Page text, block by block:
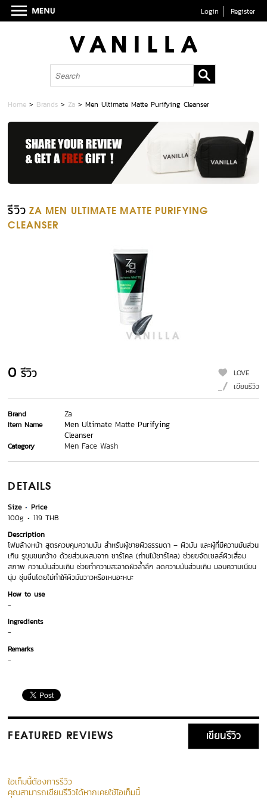
Login Register
Home > Brands > Za >Men Ultimate Matte Purifying Cleanser
รีวิว ZA MEN ULTIMATE MATTE PURIFYING
CLEANSER
0 รีวิว
LOVE
เขียนรีวิว
Brand Za
Item Name
Men Ultimate Matte Purifying
Cleanser
Category Men Face Wash
DETAILS
Size
Price
100g
119 THB
Description
โฟมล้างหน้า สูตรควบคุมความมัน สำหรับผู้ชายผิวธรรมดา – ผิวมัน และผู้ที่มีความมันส่วน
เกิน รูขุมขนกว้าง ด้วยส่วนผสมจาก ชาร์โคล (ถ่านไม้ชาร์โคล) ช่วยขจัดเซลล์ผิวเสื่อม
สภาพ ความมันส่วนเกิน ช่วยทำความสะอาดผิวล้ำลึก ลดความมันส่วนเกิน มอบความเนียน
นุ่ม ชุ่มชื่นโดยไม่ทำให้ผิวมันวาวหรือเหนอะหนะ
How to use
-
Ingredients
-
Remarks
-
FEATURED REVIEWS เขียนรีวิว
ไอเท็มนี้ต้องการรีวิว
คุณสามารถเขียนรีวิวได้หากเคยใช้ไอเท็มนี้